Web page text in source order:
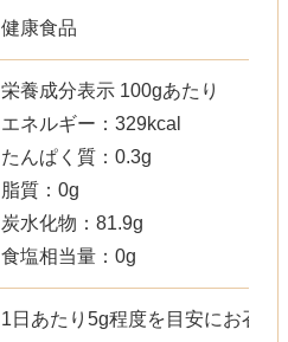
健康食品
栄養成分表示 100gあたり
エネルギー：329kcal
たんぱく質：0.3g
脂質：0g
炭水化物：81.9g
食塩相当量：0g
1日あたり5g程度を目安にお召し